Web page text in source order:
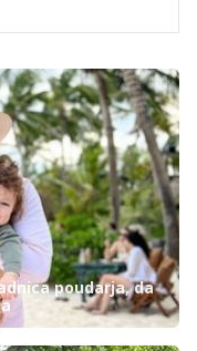
poudarja, da